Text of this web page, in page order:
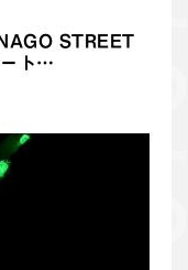
STREET
ト…